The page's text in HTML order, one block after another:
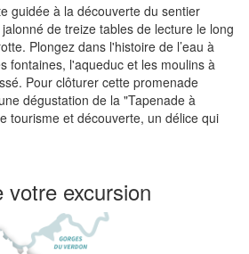
guidée à la découverte du sentier
de treize tables de lecture le long
Plongez dans l'histoire de l’eau à
fontaines, l'aqueduc et les moulins à
Pour clôturer cette promenade
dégustation de la "Tapenade à
tourisme et découverte, un délice qui
votre excursion